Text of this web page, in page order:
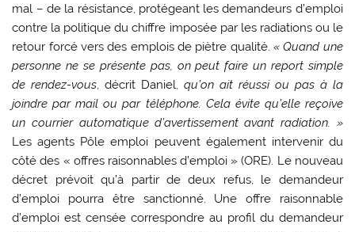
mal – de la résistance, protégeant les demandeurs d’emploi
contre la politique du chiffre imposée par les radiations ou le
retour forcé vers des emplois de piètre qualité.« Quand une
personne ne se présente pas, on peut faire un report simple
de rendez-vous, décrit Daniel,qu’on ait réussi ou pas à la
joindre par mail ou par téléphone. Cela évite qu’elle reçoive
un courrier automatique d’avertissement avant radiation. »
Les agents Pôle emploi peuvent également intervenir du
côté des « offres raisonnables d’emploi » (ORE). Le nouveau
décret prévoit qu’à partir de deux refus, le demandeur
d’emploi pourra être sanctionné. Une offre raisonnable
d’emploi est censée correspondre au profil du demandeur